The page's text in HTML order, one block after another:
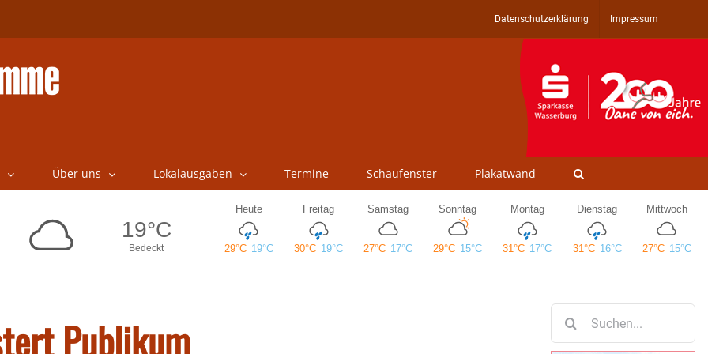
Datenschutzerklärung Impressum
Über uns Lokalausgaben Termine Schaufenster Plakatwand
Publikum
nach: